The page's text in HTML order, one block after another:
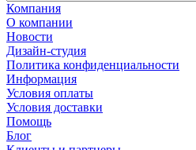
Компания
О компании
Новости
Дизайн-студия
Политика конфиденциальности
Информация
Условия оплаты
Условия доставки
Помощь
Блог